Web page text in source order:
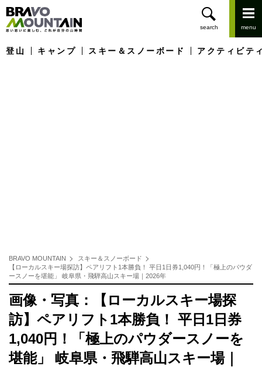
登山 キャンプ スキー＆スノーボード アクティビテ
BRAVO MOUNTAIN
スキー＆スノーボード
【ローカルスキー場探訪】ペアリフト1本勝負！ 平日1日券1,040円！「極上のパウダ
ースノーを堪能」 岐阜県・飛騨高山スキー場｜2026年
画像・写真：【ローカルスキー場探
訪】ペアリフト1本勝負！ 平日1日券
1,040円！「極上のパウダースノーを
堪能」 岐阜県・飛騨高山スキー場｜